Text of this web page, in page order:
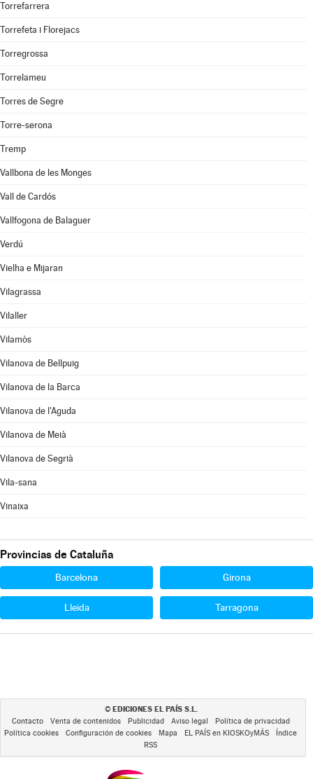
Torrefarrera
Torrefeta i Florejacs
Torregrossa
Torrelameu
Torres de Segre
Torre-serona
Tremp
Vallbona de les Monges
Vall de Cardós
Vallfogona de Balaguer
Verdú
Vielha e Mijaran
Vilagrassa
Vilaller
Vilamòs
Vilanova de Bellpuig
Vilanova de la Barca
Vilanova de l'Aguda
Vilanova de Meià
Vilanova de Segrià
Vila-sana
Vinaixa
Provincias de Cataluña
Barcelona Girona
Lleida Tarragona
© EDICIONES EL PAÍS S.L.
Contacto Venta de contenidos Publicidad Aviso legal
Política de privacidad
Política cookies
Configuración de cookies Mapa EL PAÍS en KIOSKOyMÁS
Índice
RSS